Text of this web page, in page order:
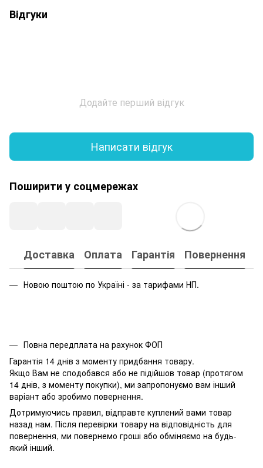
Відгуки
Додайте перший відгук
Написати відгук
Поширити у соцмережах
Доставка Оплата Гарантія Повернення
Новою поштою по Україні - за тарифами НП.
Повна передплата на рахунок ФОП
Гарантія 14 днів з моменту придбання товару.
Якщо Вам не сподобався або не підійшов товар (протягом
14 днів, з моменту покупки), ми запропонуємо вам інший
варіант або зробимо повернення.
Дотримуючись правил, відправте куплений вами товар
назад нам. Після перевірки товару на відповідність для
повернення, ми повернемо гроші або обміняємо на будь-
який інший.